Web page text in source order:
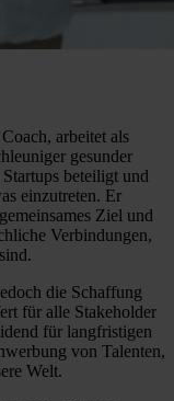
arbeitet als
gesunder
beteiligt und
einzutreten. Er
Ziel und
Verbindungen,
die Schaffung
für alle Stakeholder
für langfristigen
von Talenten,
Welt.